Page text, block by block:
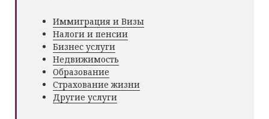
Иммиграция и Визы
Налоги и пенсии
Бизнес услуги
Недвижимость
Образование
Страхование жизни
Другие услуги